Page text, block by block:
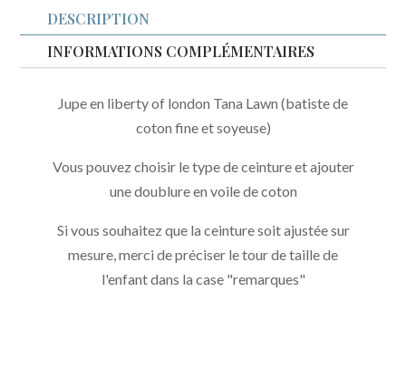
London
Betsy
DESCRIPTION
INFORMATIONS COMPLÉMENTAIRES
Jupe en liberty of london Tana Lawn (batiste de
coton fine et soyeuse)
Vous pouvez choisir le type de ceinture et ajouter
une doublure en voile de coton
Si vous souhaitez que la ceinture soit ajustée sur
mesure, merci de préciser le tour de taille de
l'enfant dans la case "remarques"